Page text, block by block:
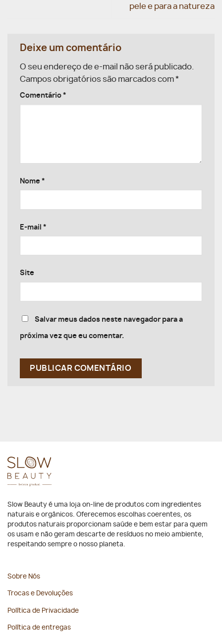
pele e para a natureza
Deixe um comentário
O seu endereço de e-mail não será publicado.
Campos obrigatórios são marcados com*
Comentário *
Nome *
E-mail *
Site
Salvar meus dados neste navegador para a
próxima vez que eu comentar.
Slow Beauty é uma loja on-line de produtos com ingredientes
naturais e orgânicos. Oferecemos escolhas coerentes, os
produtos naturais proporcionam saúde e bem estar para quem
os usam e não geram descarte de resíduos no meio ambiente,
respeitando sempre o nosso planeta.
Sobre Nós
Trocas e Devoluções
Política de Privacidade
Política de entregas